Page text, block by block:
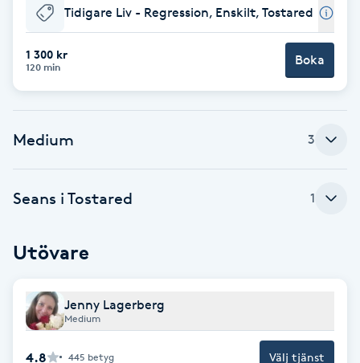
Babylights
Balayage
Barnklippning
BIAB
Blowout
Tidigare Liv - Regression, Enskilt, Tostared
1 300 kr
120 min Boka
Medium 3
Seans i Tostared 1
Utövare
Jenny Lagerberg
Medium
4.8 445 betyg Välj tjänst